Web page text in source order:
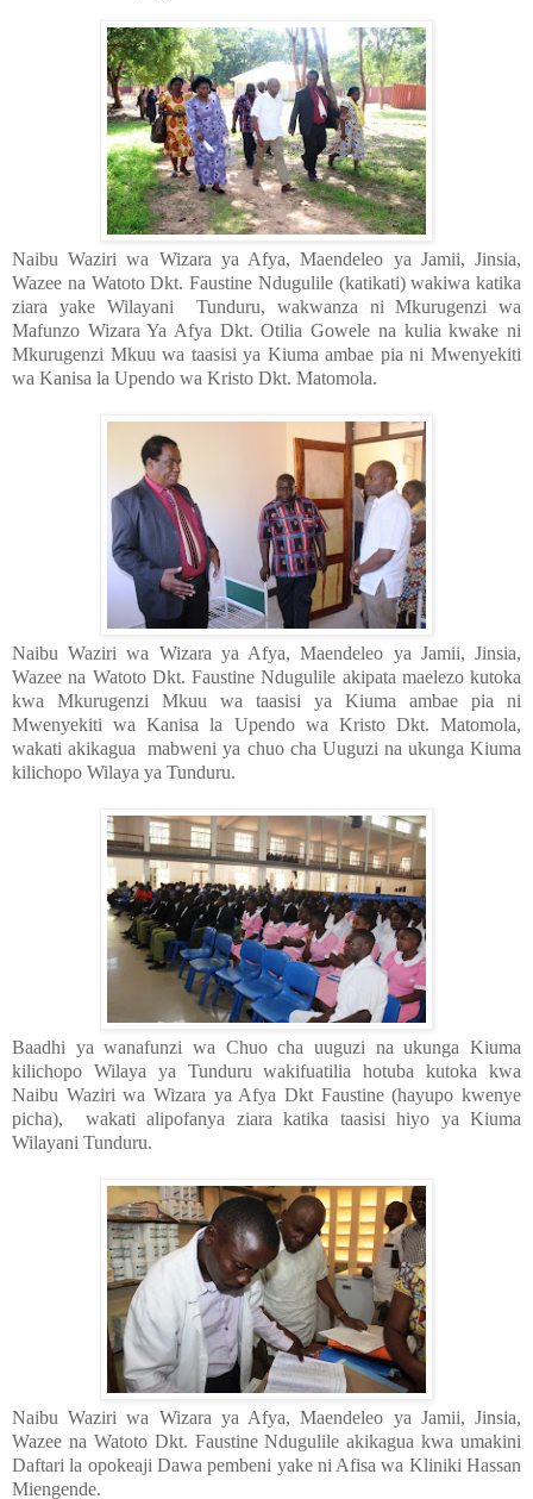
Naibu Waziri wa Wizara ya Afya, Maendeleo ya Jamii, Jinsia,
Wazee na Watoto Dkt. Faustine Ndugulile (katikati) wakiwa katika
ziara yake Wilayani Tunduru, wakwanza ni Mkurugenzi wa
Mafunzo Wizara Ya Afya Dkt. Otilia Gowele na kulia kwake ni
Mkurugenzi Mkuu wa taasisi ya Kiuma ambae pia ni Mwenyekiti
wa Kanisa la Upendo wa Kristo Dkt. Matomola.
Naibu Waziri wa Wizara ya Afya, Maendeleo ya Jamii, Jinsia,
Wazee na Watoto Dkt. Faustine Ndugulile akipata maelezo kutoka
kwa Mkurugenzi Mkuu wa taasisi ya Kiuma ambae pia ni
Mwenyekiti wa Kanisa la Upendo wa Kristo Dkt. Matomola,
wakati akikagua mabweni ya chuo cha Uuguzi na ukunga Kiuma
kilichopo Wilaya ya Tunduru.
Baadhi ya wanafunzi wa Chuo cha uuguzi na ukunga Kiuma
kilichopo Wilaya ya Tunduru wakifuatilia hotuba kutoka kwa
Naibu Waziri wa Wizara ya Afya Dkt Faustine (hayupo kwenye
picha), wakati alipofanya ziara katika taasisi hiyo ya Kiuma
Wilayani Tunduru.
Naibu Waziri wa Wizara ya Afya, Maendeleo ya Jamii, Jinsia,
Wazee na Watoto Dkt. Faustine Ndugulile akikagua kwa umakini
Daftari la opokeaji Dawa pembeni yake ni Afisa wa Kliniki Hassan
Miengende.